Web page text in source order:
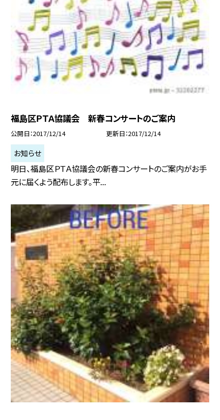
福島区ＰＴＡ協議会 新春コンサートのご案内
公開日 2017/12/14 更新日 2017/12/14
お知らせ
明日、福島区ＰＴＡ協議会の新春コンサートのご案内がお手
元に届くよう配布します。平...